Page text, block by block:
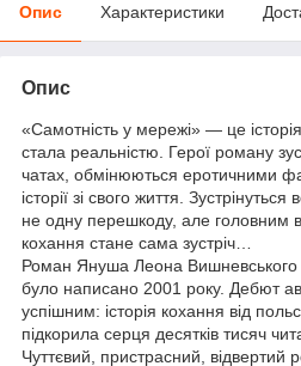
Опис Характеристики
Опис
«Самотність у мережі» — це
стала реальністю. Герої роману
чатах, обмінюються еротичними
історії зі свого життя.
не одну перешкоду, але головним
кохання стане сама зустріч…
Роман Януша Леона Вишневського
було написано 2001 року. Дебют
успішним: історія кохання від
підкорила серця десятків тисяч
Чуттєвий, пристрасний, відвертий